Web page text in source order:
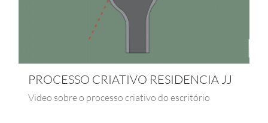
PROCESSO CRIATIVO RESIDENCIA JJ
Video sobre o processo criativo do escritório